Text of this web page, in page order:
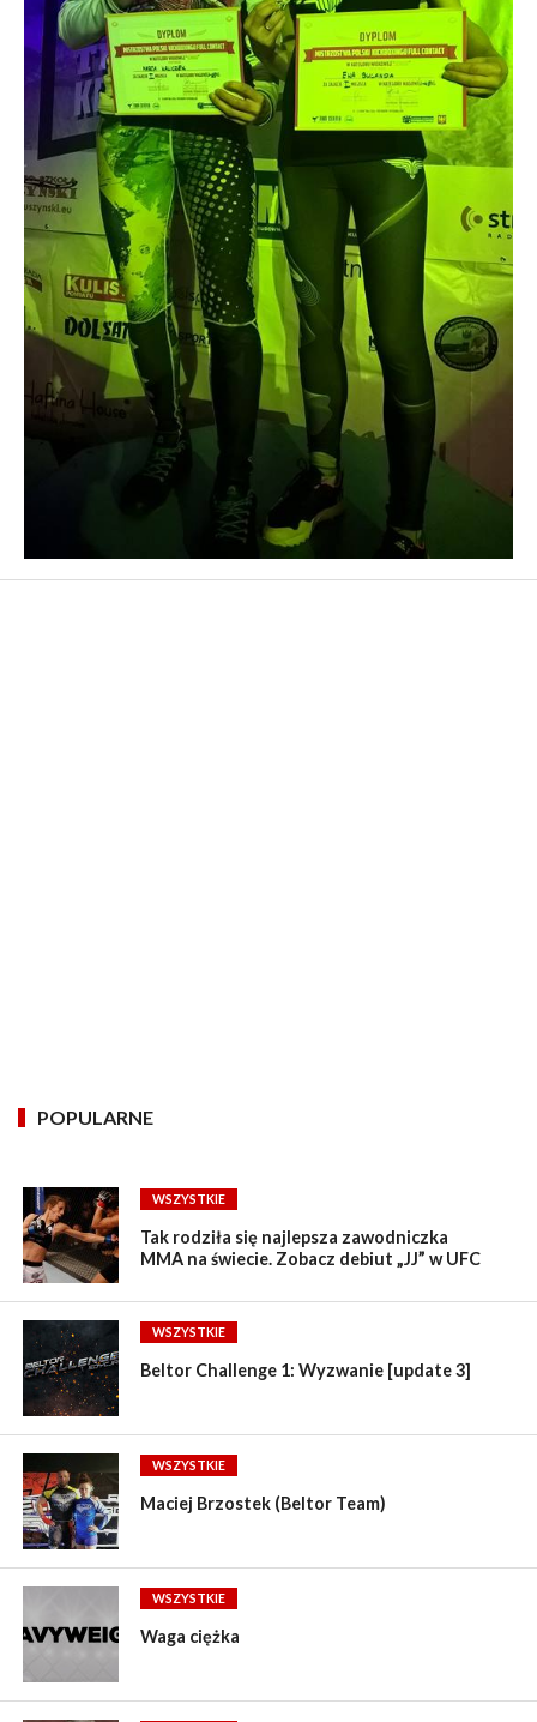
POPULARNE
WSZYSTKIE
Tak rodziła się najlepsza zawodniczka
MMA na świecie. Zobacz debiut „JJ” w UFC
WSZYSTKIE
Beltor Challenge 1: Wyzwanie [update 3]
WSZYSTKIE
Maciej Brzostek (Beltor Team)
WSZYSTKIE
Waga ciężka